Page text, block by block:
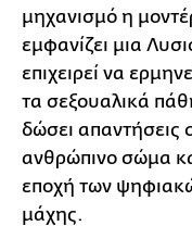
μηχανισμό η
εμφανίζει μια
επιχειρεί να
τα σεξουαλικά
δώσει απαντήσεις
ανθρώπινο σώμα
εποχή των
μάχης.